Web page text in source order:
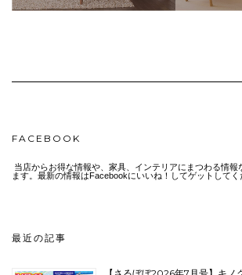
FACEBOOK
当店からお得な情報や、家具、インテリアにまつわる情報
ます。最新の情報はFacebookにいいね！してゲットしてく
最近の記事